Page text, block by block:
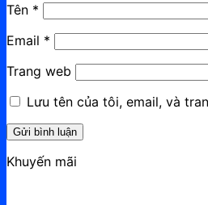
Tên *
Email *
Trang web
Lưu tên của tôi, email, và
Khuyến mãi